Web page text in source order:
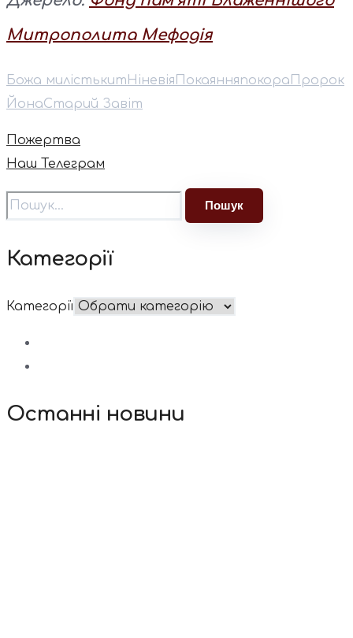
Митрополита Мефодія
Божа милістькит Ніневія Покаянняпокора Пророк
ЙонаСтарий Завіт
Пожертва
Наш Телеграм
Категорії
Категорії
Останні новини